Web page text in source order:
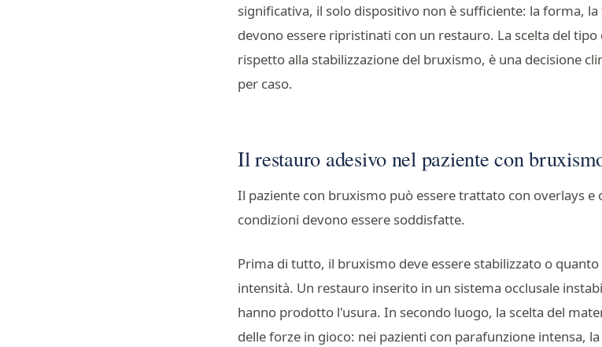
significativa, il solo dispositivo non è sufficiente: la forma,
devono essere ripristinati con un restauro. La scelta del
rispetto alla stabilizzazione del bruxismo, è una decisione
per caso.
Il restauro adesivo nel paziente con
Il paziente con bruxismo può essere trattato con overlays e
condizioni devono essere soddisfatte.
Prima di tutto, il bruxismo deve essere stabilizzato o
intensità. Un restauro inserito in un sistema occlusale
hanno prodotto l'usura. In secondo luogo, la scelta del
delle forze in gioco: nei pazienti con parafunzione intensa,